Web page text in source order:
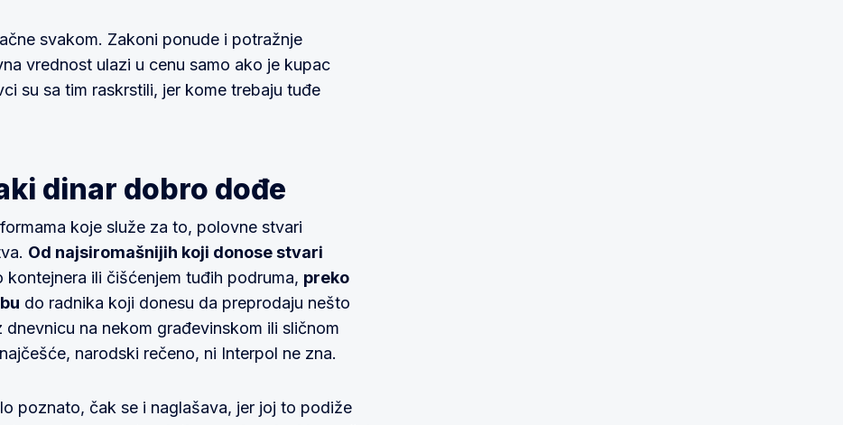
svakom. Zakoni ponude i potražnje
vrednost ulazi u cenu samo ako je kupac
su sa tim raskrstili, jer kome trebaju tuđe
dinar dobro dođe
koje služe za to, polovne stvari
Od najsiromašnijih koji donose stvari
kontejnera ili čišćenjem tuđih podruma, preko
do radnika koji donesu da preprodaju nešto
dnevnicu na nekom građevinskom ili sličnom
narodski rečeno, ni Interpol ne zna.
poznato, čak se i naglašava, jer joj to podiže